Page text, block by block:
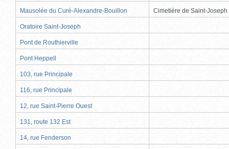
Mausolée du Curé-Alexandre-Bouillon Cimetière de Saint-Joseph
Oratoire Saint-Joseph
Pont de Routhierville
Pont Heppell
103, rue Principale
116, rue Principale
12, rue Saint-Pierre Ouest
131, route 132 Est
14, rue Fenderson